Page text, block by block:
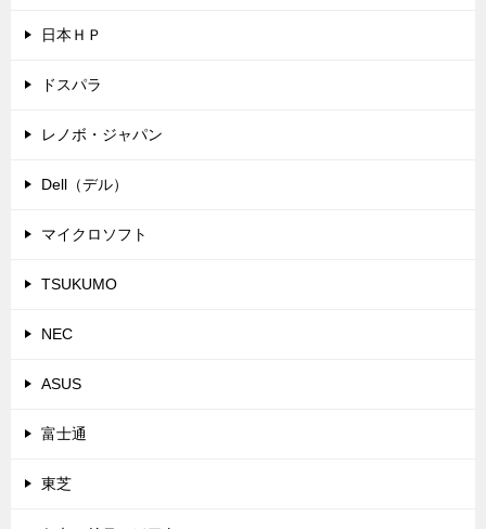
日本ＨＰ
ドスパラ
レノボ・ジャパン
Dell（デル）
マイクロソフト
TSUKUMO
NEC
ASUS
富士通
東芝